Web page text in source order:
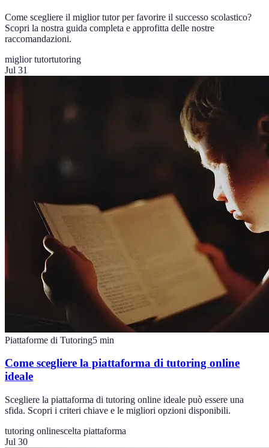
Come scegliere il miglior tutor per favorire il successo scolastico?
Scopri la nostra guida completa e approfitta delle nostre
raccomandazioni.
miglior tutortutoring
Jul 31
Piattaforme di Tutoring5 min
Come scegliere la piattaforma di tutoring online
ideale
Scegliere la piattaforma di tutoring online ideale può essere una
sfida. Scopri i criteri chiave e le migliori opzioni disponibili.
tutoring onlinescelta piattaforma
Jul 30